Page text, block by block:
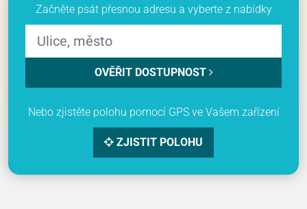
Začněte psát přesnou adresu a vyberte z nabídky
OVĚŘIT DOSTUPNOST
Nebo zjistěte polohu pomocí GPS ve Vašem zařízení
ZJISTIT POLOHU